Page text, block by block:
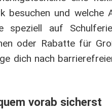
besuchen und welche
speziell auf
oder Rabatte für
dich nach
vorab sicherst